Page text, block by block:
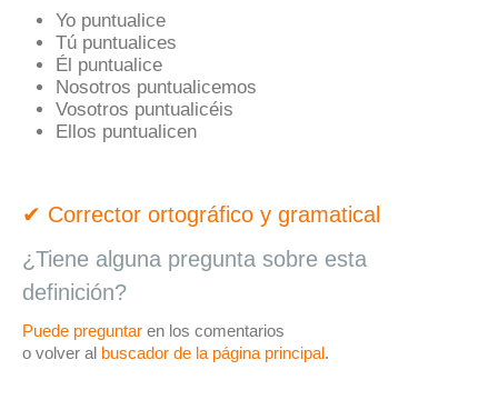
Yo puntualice
Tú puntualices
Él puntualice
Nosotros puntualicemos
Vosotros puntualicéis
Ellos puntualicen
✔ Corrector ortográfico y gramatical
¿Tiene alguna pregunta sobre esta
definición?
Puede preguntar en los comentarios
o volver al buscador de la página principal.